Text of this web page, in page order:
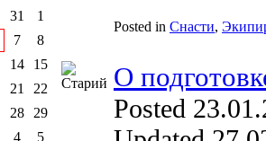
Posted in Снасти,
О
Posted
31
1
7
8
14
15
21
22
28
29
4 5